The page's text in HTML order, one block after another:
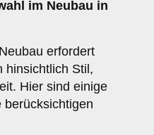
im Neubau in
erfordert
hinsichtlich Stil,
Hier sind einige
berücksichtigen